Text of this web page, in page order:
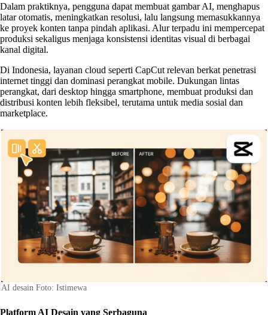
Dalam praktiknya, pengguna dapat membuat gambar AI, menghapus
latar otomatis, meningkatkan resolusi, lalu langsung memasukkannya
ke proyek konten tanpa pindah aplikasi. Alur terpadu ini mempercepat
produksi sekaligus menjaga konsistensi identitas visual di berbagai
kanal digital.
Di Indonesia, layanan cloud seperti CapCut relevan berkat penetrasi
internet tinggi dan dominasi perangkat mobile. Dukungan lintas
perangkat, dari desktop hingga smartphone, membuat produksi dan
distribusi konten lebih fleksibel, terutama untuk media sosial dan
marketplace.
AI desain Foto: Istimewa
Platform AI Desain yang Serbaguna